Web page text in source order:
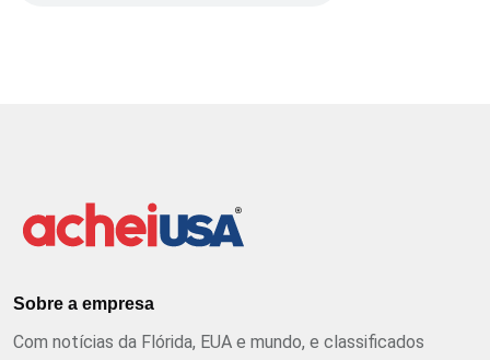
Sobre a empresa
Com notícias da Flórida, EUA e mundo, e classificados